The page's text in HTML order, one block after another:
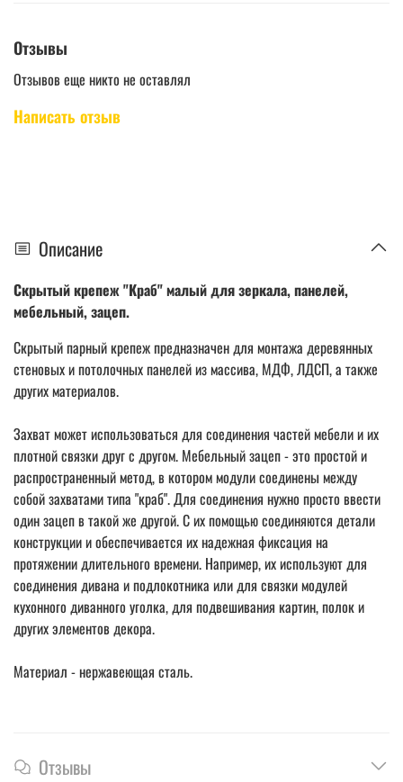
Отзывы
Отзывов еще никто не оставлял
Написать отзыв
Описание
Скрытый крепеж "Краб" малый для зеркала, панелей,
мебельный, зацеп.
Скрытый парный крепеж предназначен для монтажа деревянных
стеновых и потолочных панелей из массива, МДФ, ЛДСП, а также
других материалов.
Захват может использоваться для соединения частей мебели и их
плотной связки друг с другом. Мебельный зацеп - это простой и
распространенный метод, в котором модули соединены между
собой захватами типа "краб". Для соединения нужно просто ввести
один зацеп в такой же другой. С их помощью соединяются детали
конструкции и обеспечивается их надежная фиксация на
протяжении длительного времени. Например, их используют для
соединения дивана и подлокотника или для связки модулей
кухонного диванного уголка, для подвешивания картин, полок и
других элементов декора.
Материал - нержавеющая сталь.
Отзывы